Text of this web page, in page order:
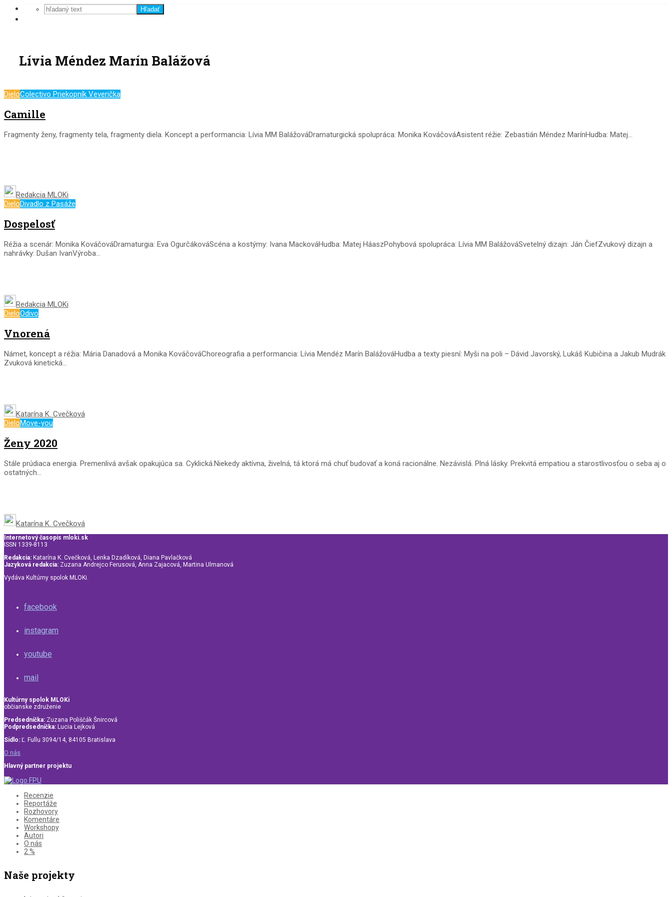
Hľadať
Lívia Méndez Marín Balážová
DieloColectivo Priekopník Veverička
Camille
Fragmenty ženy, fragmenty tela, fragmenty diela. Koncept a performancia: Lívia MM BalážováDramaturgická spolupráca: Monika KováčováAsistent réžie: Zebastián Méndez MarínHudba: Matej...
Redakcia MLOKi
DieloDivadlo z Pasáže
Dospelosť
Réžia a scenár: Monika KováčováDramaturgia: Eva OgurčákováScéna a kostýmy: Ivana MackováHudba: Matej HáaszPohybová spolupráca: Lívia MM BalážováSvetelný dizajn: Ján ČiefZvukový dizajn a
nahrávky: Dušan IvanVýroba...
Redakcia MLOKi
DieloOdivo
Vnorená
Námet, koncept a réžia: Mária Danadová a Monika KováčováChoreografia a performancia: Lívia Mendéz Marín BalážováHudba a texty piesní: Myši na poli – Dávid Javorský, Lukáš Kubičina a Jakub Mudrák
Zvuková kinetická...
Katarína K. Cvečková
DieloMove-you
Ženy 2020
Stále prúdiaca energia. Premenlivá avšak opakujúca sa. Cyklická.Niekedy aktívna, živelná, tá ktorá má chuť budovať a koná racionálne. Nezávislá. Plná lásky. Prekvitá empatiou a starostlivosťou o seba aj o
ostatných...
Katarína K. Cvečková
Internetový časopis mloki.sk
ISSN 1339-8113
Redakcia: Katarína K. Cvečková, Lenka Dzadíková, Diana Pavlačková
Jazyková redakcia: Zuzana Andrejco Ferusová, Anna Zajacová, Martina Ulmanová
Vydáva Kultúrny spolok MLOKi.
facebook
instagram
youtube
mail
Kultúrny spolok MLOKi
občianske združenie
Predsedníčka: Zuzana Poliščák Šnircová
Podpredsedníčka: Lucia Lejková
Sídlo: Ľ. Fullu 3094/14, 84105 Bratislava
O nás
Hlavný partner projektu
Recenzie
Reportáže
Rozhovory
Komentáre
Workshopy
Autori
O nás
2 %
Naše projekty